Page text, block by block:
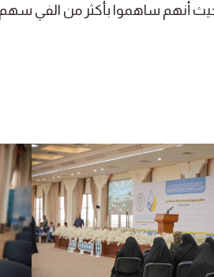
حيث أنهم ساهموا بأكثر من الفي